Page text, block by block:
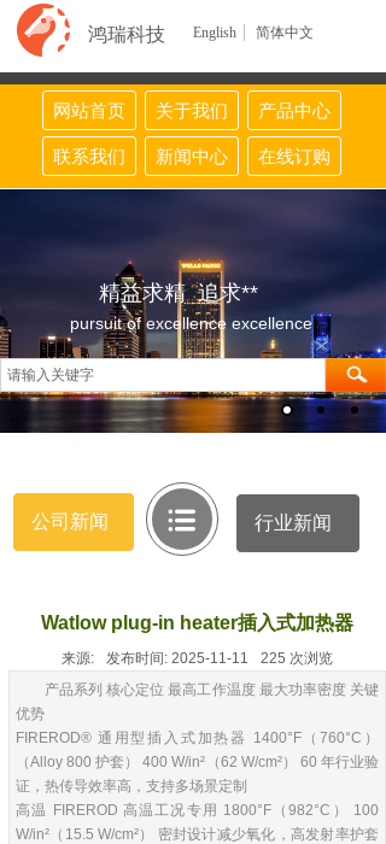
鸿瑞科技 English 简体中文
网站首页 关于我们 产品中心
联系我们 新闻中心 在线订购
精益求精 追求**
pursuit of excellence excellence
公司新闻 行业新闻
Watlow plug-in heater插入式加热器
来源: 发布时间: 2025-11-11 225 次浏览
产品系列 核心定位 最高工作温度 最大功率密度 关键
优势
FIREROD® 通用型插入式加热器 1400°F（760°C）
（Alloy 800 护套） 400 W/in²（62 W/cm²） 60 年行业验
证，热传导效率高，支持多场景定制
高温 FIREROD 高温工况专用 1800°F（982°C） 100
W/in²（15.5 W/cm²） 密封设计减少氧化，高发射率护套